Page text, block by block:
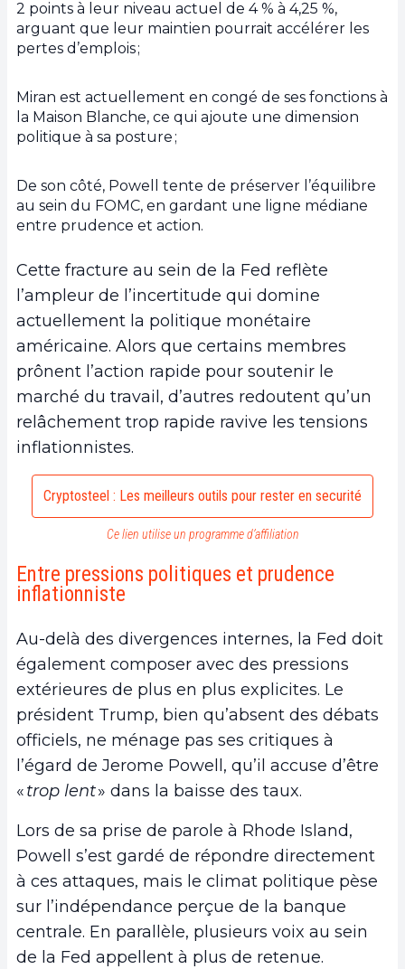
2 points à leur niveau actuel de 4 % à 4,25 %,
arguant que leur maintien pourrait accélérer les
pertes d’emplois ;
Miran est actuellement en congé de ses fonctions à
la Maison Blanche, ce qui ajoute une dimension
politique à sa posture ;
De son côté, Powell tente de préserver l’équilibre
au sein du FOMC, en gardant une ligne médiane
entre prudence et action.
Cette fracture au sein de la Fed reflète
l’ampleur de l’incertitude qui domine
actuellement la politique monétaire
américaine. Alors que certains membres
prônent l’action rapide pour soutenir le
marché du travail, d’autres redoutent qu’un
relâchement trop rapide ravive les tensions
inflationnistes.
Cryptosteel : Les meilleurs outils pour rester en securité
Ce lien utilise un programme d’affiliation
Entre pressions politiques et prudence
inflationniste
Au-delà des divergences internes, la Fed doit
également composer avec des pressions
extérieures de plus en plus explicites. Le
président Trump, bien qu’absent des débats
officiels, ne ménage pas ses critiques à
l’égard de Jerome Powell, qu’il accuse d’être
«trop lent» dans la baisse des taux.
Lors de sa prise de parole à Rhode Island,
Powell s’est gardé de répondre directement
à ces attaques, mais le climat politique pèse
sur l’indépendance perçue de la banque
centrale. En parallèle, plusieurs voix au sein
de la Fed appellent à plus de retenue.